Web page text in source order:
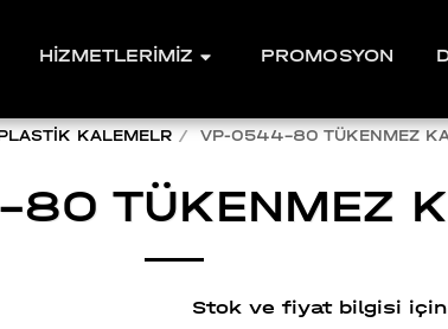
HİZMETLERİMİZ PROMOSYON
PLASTİK KALEMELR VP-0544-80 TÜKENMEZ
TÜKENMEZ
Stok ve fiyat bilgisi için